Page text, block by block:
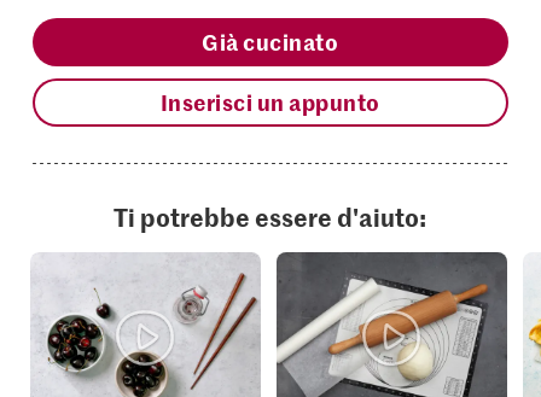
Già cucinato
Inserisci un appunto
Ti potrebbe essere d'aiuto: